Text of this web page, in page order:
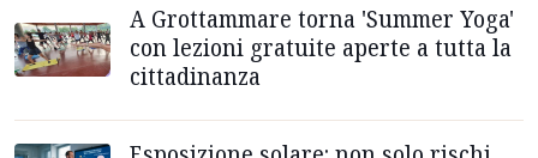
A Grottammare torna 'Summer Yoga'
con lezioni gratuite aperte a tutta la
cittadinanza